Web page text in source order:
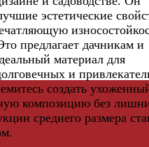
эстетические
предлагает дачникам и
материал для
и
создать
композицию без
среднего размера